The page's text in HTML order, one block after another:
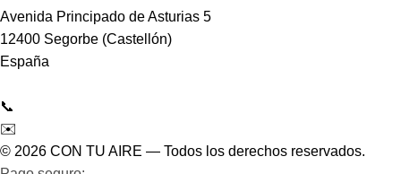
Avenida Principado de Asturias 5
12400 Segorbe (Castellón)
España
📞
✉️
© 2026 CON TU AIRE — Todos los derechos reservados.